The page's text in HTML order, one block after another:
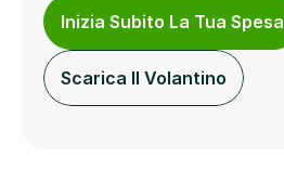
Inizia Subito La Tua Spesa
Scarica Il Volantino